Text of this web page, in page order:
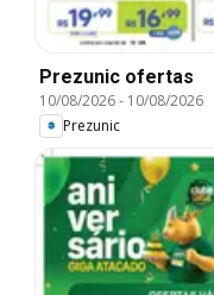
Prezunic ofertas
10/08/2026- 10/08/2026
Prezunic